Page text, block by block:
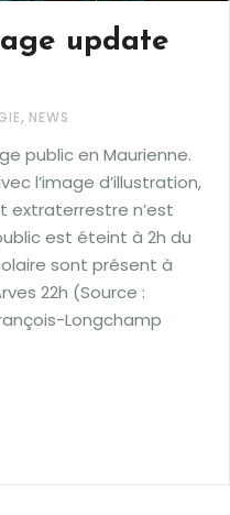
update
, NEWS
public en Maurienne.
l’image d’illustration,
extraterrestre n’est
est éteint à 2h du
sont présent à
22h (Source :
Longchamp